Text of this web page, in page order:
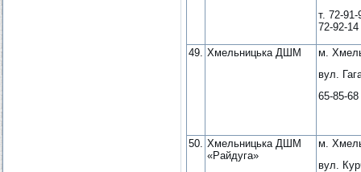
т. 72-91-
72-92-14
49. Хмельницька ДШМ
м.
вул.
65-85-
50. Хмельницька ДШМ
«Райдуга»
м.
вул.